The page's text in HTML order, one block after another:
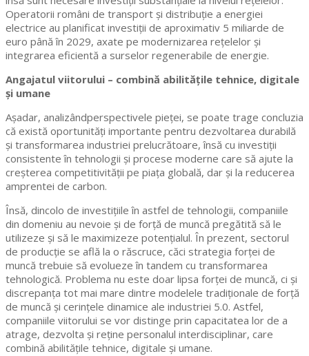
Operatorii români de transport și distribuție a energiei
electrice au planificat investiții de aproximativ 5 miliarde de
euro până în 2029, axate pe modernizarea rețelelor și
integrarea eficientă a surselor regenerabile de energie.
Angajatul viitorului – combină abilitățile tehnice, digitale
și umane
Așadar, analizândperspectivele pieței, se poate trage concluzia
că există oportunități importante pentru dezvoltarea durabilă
și transformarea industriei prelucrătoare, însă cu investiții
consistente în tehnologii și procese moderne care să ajute la
creșterea competitivității pe piața globală, dar și la reducerea
amprentei de carbon.
Însă, dincolo de investițiile în astfel de tehnologii, companiile
din domeniu au nevoie și de forță de muncă pregătită să le
utilizeze și să le maximizeze potențialul. În prezent, sectorul
de producție se află la o răscruce, căci strategia forței de
muncă trebuie să evolueze în tandem cu transformarea
tehnologică. Problema nu este doar lipsa forței de muncă, ci și
discrepanța tot mai mare dintre modelele tradiționale de forță
de muncă și cerințele dinamice ale industriei 5.0. Astfel,
companiile viitorului se vor distinge prin capacitatea lor de a
atrage, dezvolta și reține personalul interdisciplinar, care
combină abilitățile tehnice, digitale și umane.